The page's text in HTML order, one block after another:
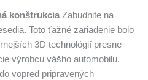
konštrukcia Zabudnite na
Toto ťažné zariadenie bolo
3D technológií presne
výrobcu vášho automobilu.
vopred pripravených